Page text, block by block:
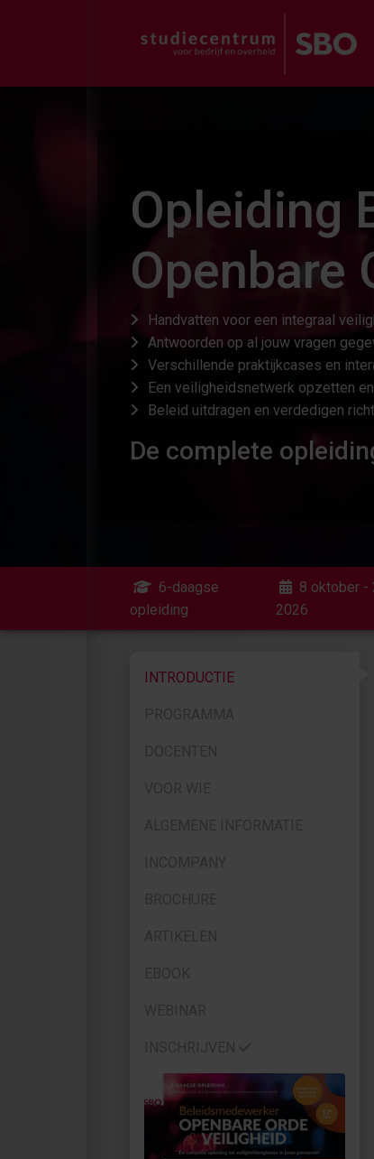
Opleiding
Openbare
Handvatten voor een integraal
Antwoorden op al jouw vragen
Verschillende praktijkcases en
Een veiligheidsnetwerk opzetten
Beleid uitdragen en verdedigen
De complete
6-daagse
opleiding
8 oktober -
2026
INTRODUCTIE